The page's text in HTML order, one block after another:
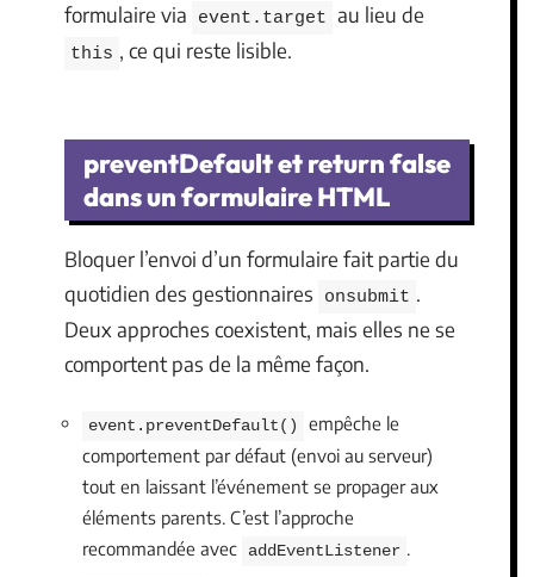
formulaire via
event.target au lieu de
this , ce qui reste lisible.
preventDefault et return false
dans un formulaire HTML
Bloquer l’envoi d’un formulaire fait partie du
quotidien des gestionnaires
onsubmit .
Deux approches coexistent, mais elles ne se
comportent pas de la même façon.
event.preventDefault()
empêche le
comportement par défaut (envoi au serveur)
tout en laissant l’événement se propager aux
éléments parents. C’est l’approche
recommandée avec
addEventListener .